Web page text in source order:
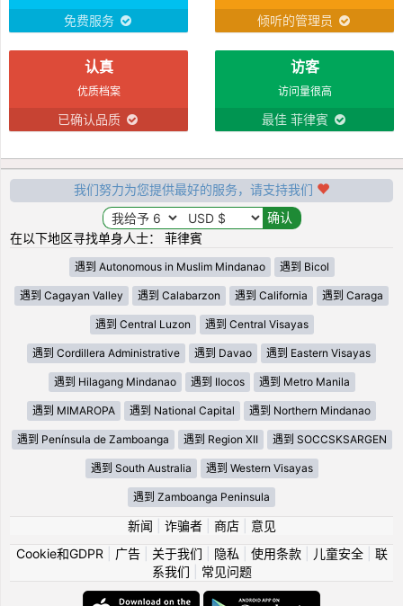
免费服务 倾听的管理员
认真
优质档案
已确认品质
访客
访问量很高
最佳 菲律賓
我们努力为您提供最好的服务，请支持我们
在以下地区寻找单身人士： 菲律賓
遇到 Autonomous in Muslim Mindanao 遇到 Bicol
遇到 Cagayan Valley 遇到 Calabarzon 遇到 California 遇到 Caraga
遇到 Central Luzon 遇到 Central Visayas
遇到 Cordillera Administrative 遇到 Davao 遇到 Eastern Visayas
遇到 Hilagang Mindanao 遇到 Ilocos 遇到 Metro Manila
遇到 MIMAROPA 遇到 National Capital 遇到 Northern Mindanao
遇到 Península de Zamboanga 遇到 Region XII 遇到 SOCCSKSARGEN
遇到 South Australia 遇到 Western Visayas
遇到 Zamboanga Peninsula
新闻 诈骗者| 商店| 意见
Cookie和GDPR
广告| 关于我们 隐私 使用条款| 儿童安全| 联
系我们
常见问题